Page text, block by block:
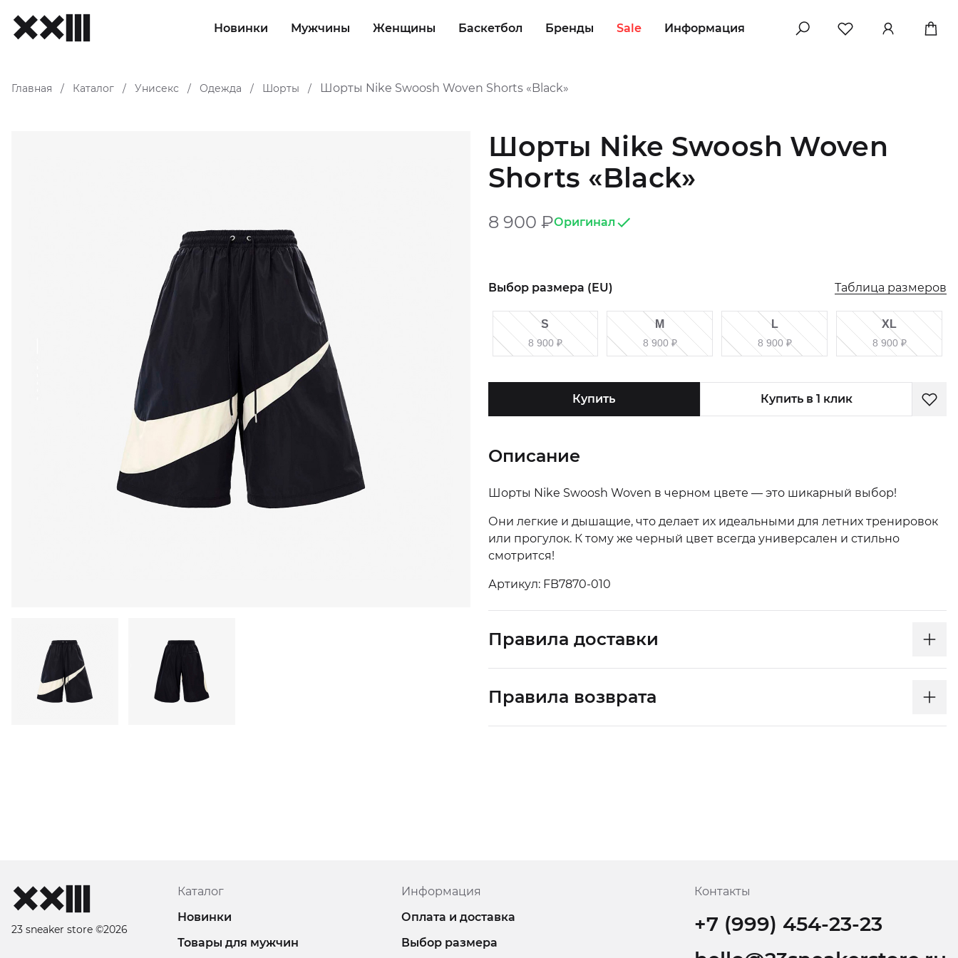
Новинки Мужчины Женщины Баскетбол Бренды Sale Информация
Главная / Каталог / Унисекс / Одежда / Шорты / Шорты Nike Swoosh Woven Shorts «Black»
Шорты Nike Swoosh Woven
Shorts «Black»
8 900 ₽Оригинал
Выбор размера (EU) Таблица размеров
S
8 900₽
M
8 900₽
L
8 900₽
XL
8 900₽
Купить Купить в 1 клик
Описание
Шорты Nike Swoosh Woven в черном цвете — это шикарный выбор!
Они легкие и дышащие, что делает их идеальными для летних тренировок
или прогулок. К тому же черный цвет всегда универсален и стильно
смотрится!
Артикул: FB7870-010
Правила доставки
Правила возврата
23 sneaker store ©2026
Каталог
Новинки
Товары для мужчин
Информация
Оплата и доставка
Выбор размера
Контакты
+7 (999) 454-23-23